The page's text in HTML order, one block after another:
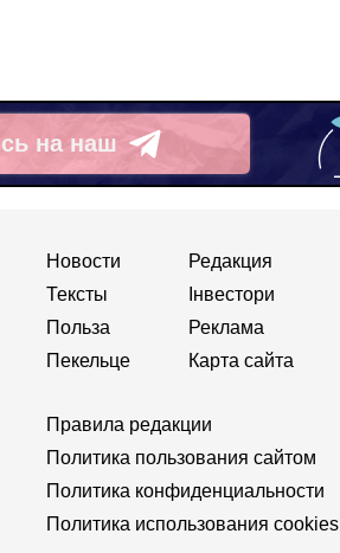
на наш
Новости
Тексты
Польза
Пекельце
Редакция
Інвестори
Реклама
Карта сайта
Правила редакции
Политика пользования сайтом
Политика конфиденциальности
Политика использования cookies